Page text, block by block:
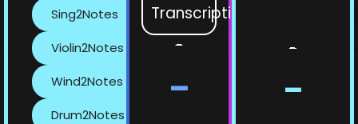
Sing2Notes
Violin2Notes
Wind2Notes
Drum2Notes
Transcription
-
-
-
-